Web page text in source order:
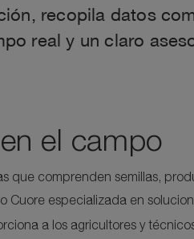
recopila datos
real y un claro
el campo
comprenden semillas,
Cuore especializada en
a los agricultores y